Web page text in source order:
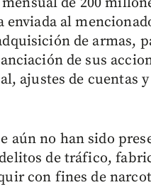
al
de armas,
de sus
ajustes de cuentas
aún no han sido
de tráfico,
con fines de